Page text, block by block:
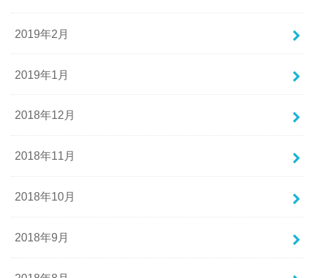
2019年2月
2019年1月
2018年12月
2018年11月
2018年10月
2018年9月